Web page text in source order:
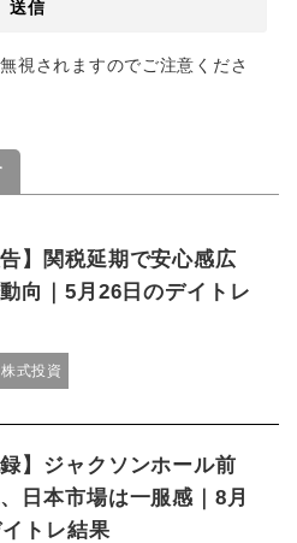
視されますのでご注意くださ
告】関税延期で安心感広
向｜5月26日のデイトレ
株式投資
録】ジャクソンホール前
日本市場は一服感｜8月
トレ結果